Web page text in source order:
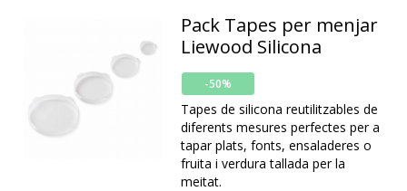
Pack Tapes per menjar
Liewood Silicona
-50%
Tapes de silicona reutilitzables de
diferents mesures perfectes per a
tapar plats, fonts, ensaladeres o
fruita i verdura tallada per la
meitat.